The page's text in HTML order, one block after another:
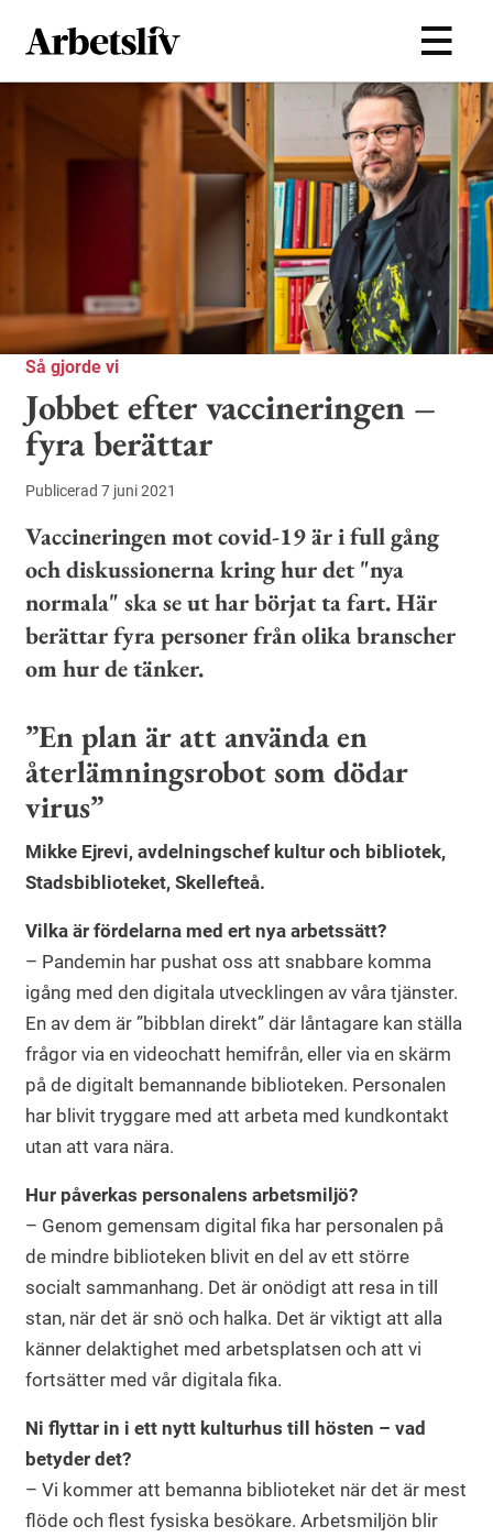
Hoppa till huvudinnehållet
Så gjorde vi
Jobbet efter vaccineringen –
fyra berättar
Publicerad 7 juni 2021
Vaccineringen mot covid-19 är i full gång
och diskussionerna kring hur det "nya
normala" ska se ut har börjat ta fart. Här
berättar fyra personer från olika branscher
om hur de tänker.
”En plan är att använda en
återlämningsrobot som dödar
virus”
Mikke Ejrevi, avdelningschef kultur och bibliotek,
Stadsbiblioteket, Skellefteå.
Vilka är fördelarna med ert nya arbetssätt?
– Pandemin har pushat oss att snabbare komma
igång med den digitala utvecklingen av våra tjänster.
En av dem är ”bibblan direkt” där låntagare kan ställa
frågor via en videochatt hemifrån, eller via en skärm
på de digitalt bemannande biblioteken. Personalen
har blivit tryggare med att arbeta med kundkontakt
utan att vara nära.
Hur påverkas personalens arbetsmiljö?
– Genom gemensam digital fika har personalen på
de mindre biblioteken blivit en del av ett större
socialt sammanhang. Det är onödigt att resa in till
stan, när det är snö och halka. Det är viktigt att alla
känner delaktighet med arbetsplatsen och att vi
fortsätter med vår digitala fika.
Ni flyttar in i ett nytt kulturhus till hösten – vad
betyder det?
– Vi kommer att bemanna biblioteket när det är mest
flöde och flest fysiska besökare. Arbetsmiljön blir